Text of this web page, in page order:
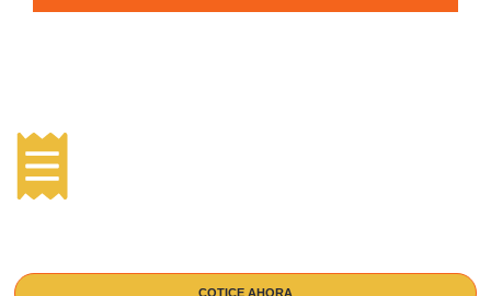
COTICE AHORA